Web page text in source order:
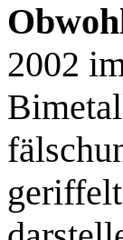
2002